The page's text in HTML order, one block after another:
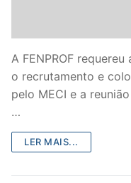
Sectores
PRÉ-ESCOLAR
2º/3º CEB /
A FENPROF
o recrutamento e
pelo MECI e a
…
LER MAIS...